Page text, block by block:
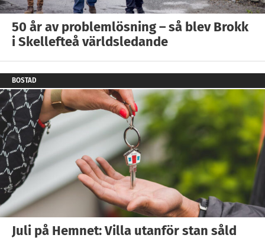
50 år av problemlösning – så blev Brokk
i Skellefteå världsledande
BOSTAD
Juli på Hemnet: Villa utanför stan såld